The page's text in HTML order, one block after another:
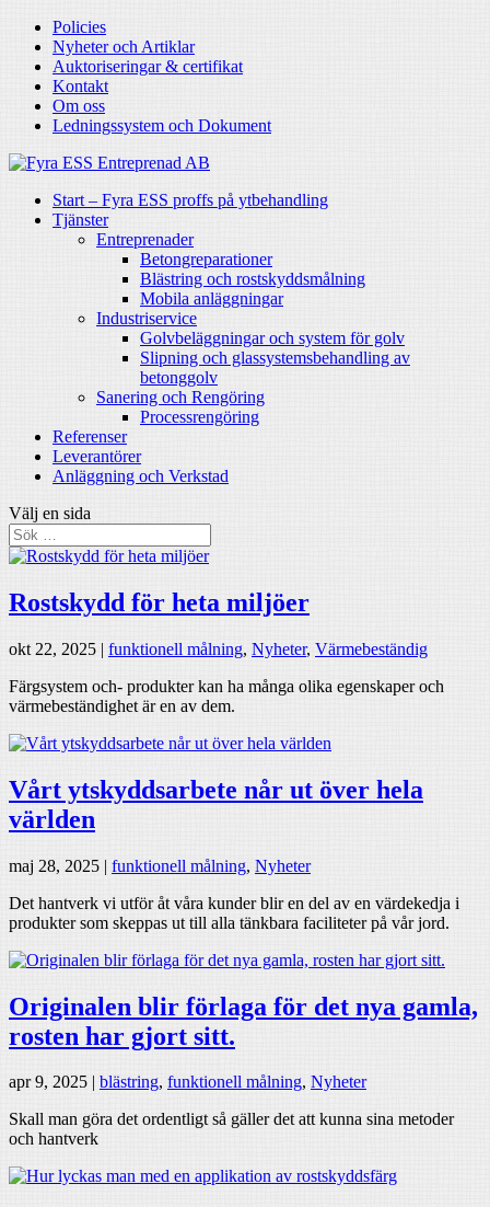
Policies
Nyheter och Artiklar
Auktoriseringar & certifikat
Kontakt
Om oss
Ledningssystem och Dokument
Start – Fyra ESS proffs på ytbehandling
Tjänster
Entreprenader
Betongreparationer
Blästring och rostskyddsmålning
Mobila anläggningar
Industriservice
Golvbeläggningar och system för golv
Slipning och glassystemsbehandling av
betonggolv
Sanering och Rengöring
Processrengöring
Referenser
Leverantörer
Anläggning och Verkstad
Välj en sida
Rostskydd för heta miljöer
okt 22, 2025 | funktionell målning, Nyheter, Värmebeständig
Färgsystem och- produkter kan ha många olika egenskaper och
värmebeständighet är en av dem.
Vårt ytskyddsarbete når ut över hela
världen
maj 28, 2025 | funktionell målning, Nyheter
Det hantverk vi utför åt våra kunder blir en del av en värdekedja i
produkter som skeppas ut till alla tänkbara faciliteter på vår jord.
Originalen blir förlaga för det nya gamla,
rosten har gjort sitt.
apr 9, 2025 | blästring, funktionell målning, Nyheter
Skall man göra det ordentligt så gäller det att kunna sina metoder
och hantverk